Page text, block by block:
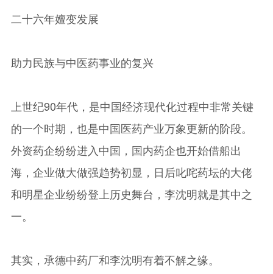
二十六年嬗变发展
助力民族与中医药事业的复兴
上世纪90年代，是中国经济现代化过程中非常关键
的一个时期，也是中国医药产业万象更新的阶段。
外资药企纷纷进入中国，国内药企也开始借船出
海，企业做大做强趋势初显，日后叱咤药坛的大佬
和明星企业纷纷登上历史舞台，李沈明就是其中之
一。
其实，承德中药厂和李沈明有着不解之缘。